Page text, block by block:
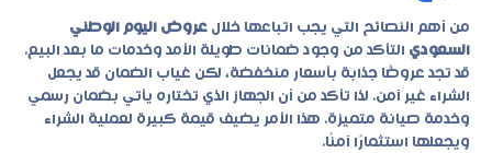
من أهم النصائح التي يجب اتباعها خلال عروض اليوم الوطني
السعودي التأكد من وجود ضمانات طويلة الأمد وخدمات ما بعد البيع.
قد تجد عروضًا جذابة بأسعار منخفضة، لكن غياب الضمان قد يجعل
الشراء غير آمن. لذا تأكد من أن الجهاز الذي تختاره يأتي بضمان رسمي
وخدمة صيانة متميزة. هذا الأمر يضيف قيمة كبيرة لعملية الشراء
ويجعلها استثمارًا آمنًا.